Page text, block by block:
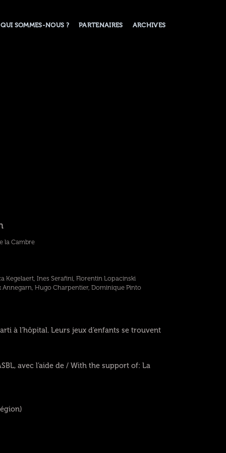
QUI SOMMES-NOUS ? PARTENAIRES ARCHIVES
la Cambre
Kegelaert, Ines Serafini, Florentin Lopacinski
Annegarn, Hugo Charpentier, Dominique Pinto
à l’hôpital. Leurs jeux d’enfants se trouvent
avec l’aide de / With the support of: La